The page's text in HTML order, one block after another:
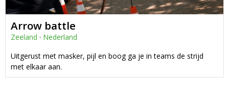
Arrow battle
Zeeland · Nederland
Uitgerust met masker, pijl en boog ga je in teams de strijd
met elkaar aan.